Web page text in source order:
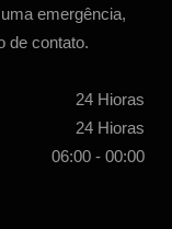
emergência,
de contato.
24 Hioras
24 Hioras
06:00 - 00:00